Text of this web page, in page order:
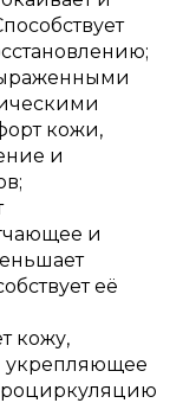
кожи,
и
и
её
кожу,
укрепляющее